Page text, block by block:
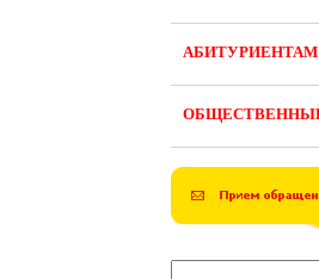
АБИТУРИЕНТАМ